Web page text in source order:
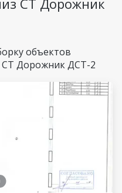
СТ Дорожник
объектов
СТ Дорожник ДСТ-2